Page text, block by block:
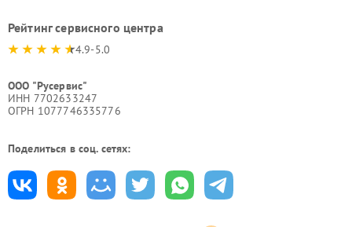
Рейтинг сервисного центра
4.9-5.0
ООО "Русервис"
ИНН 7702633247
ОГРН 1077746335776
Поделиться в соц. сетях: